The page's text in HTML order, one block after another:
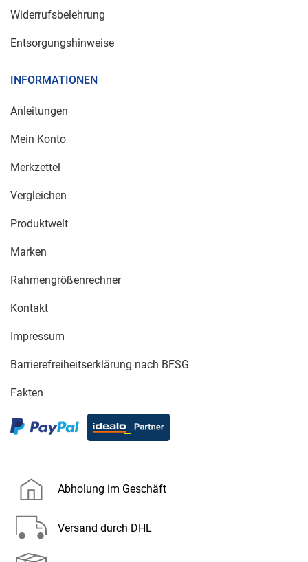
Widerrufsbelehrung
Entsorgungshinweise
INFORMATIONEN
Anleitungen
Mein Konto
Merkzettel
Vergleichen
Produktwelt
Marken
Rahmengrößenrechner
Kontakt
Impressum
Barrierefreiheitserklärung nach BFSG
Fakten
Abholung im Geschäft
Versand durch DHL